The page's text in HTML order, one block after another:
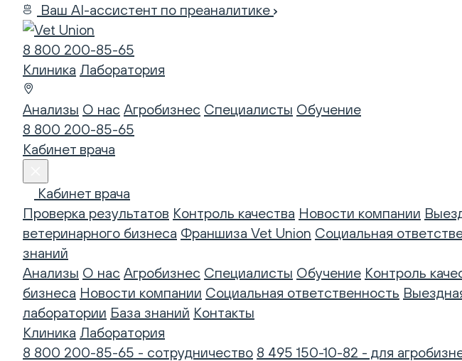
Ваш AI-ассистент по преаналитике
8 800 200-85-65
Клиника Лаборатория
Анализы О нас Агробизнес Специалисты Обучение
8 800 200-85-65
Кабинет врача
Кабинет врача
Проверка результатов Контроль качества Новости компании
ветеринарного бизнеса Франшиза Vet Union Социальная
знаний
Анализы О нас Агробизнес Специалисты Обучение Контроль
бизнеса Новости компании Социальная ответственность
лаборатории База знаний Контакты
Клиника Лаборатория
8 800 200-85-65 - сотрудничество 8 495 150-10-82 - для